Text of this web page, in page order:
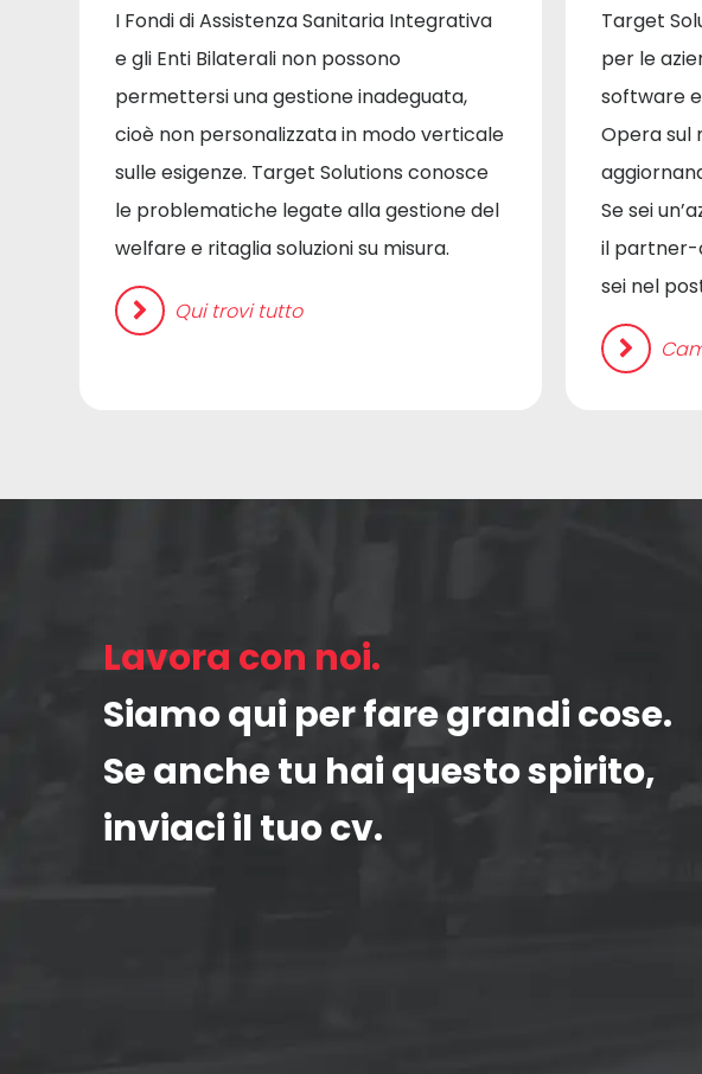
I Fondi di Assistenza Sanitaria Integrativa
e gli Enti Bilaterali non possono
permettersi una gestione inadeguata,
cioè non personalizzata in modo verticale
sulle esigenze. Target Solutions conosce
le problematiche legate alla gestione del
welfare e ritaglia soluzioni su misura.
Qui trovi tutto
Target
per le
software e
Opera sul
Se sei
il partner-
sei nel
Lavora con noi.
Siamo qui per fare grandi cose.
Se anche tu hai questo spirito,
inviaci il tuo cv.